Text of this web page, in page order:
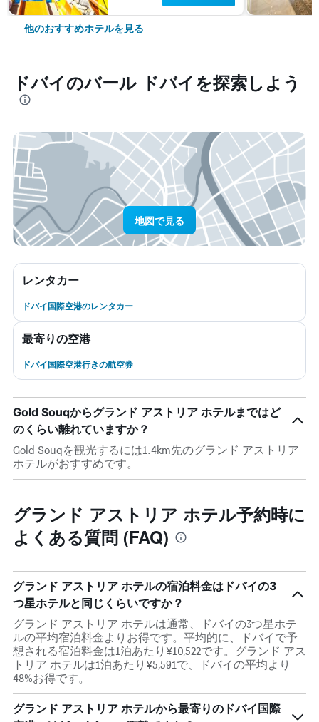
他のおすすめホテルを見る
ドバイ​のバール ドバイ​を探索しよう
地図で見る
レンタカー
ドバイ国際空港のレンタカー
最寄りの空港
ドバイ国際空港行きの航空券
Gold Souqからグランド アストリア ホテルまではど
のくらい離れていますか？
Gold Souqを観光するには1.4km先のグランド アストリア
ホテルがおすすめです。
グランド アストリア ホテル予約時に
よくある質問 (FAQ)
グランド アストリア ホテルの宿泊料金はドバイの3
つ星ホテルと同じくらいですか？
グランド アストリア ホテルは通常、ドバイの3つ星ホテ
ルの平均宿泊料金よりお得です。平均的に、ドバイで予
想される宿泊料金は1泊あたり¥10,522です。グランド アス
トリア ホテルは1泊あたり¥5,591で、ドバイの平均より
48%お得です。
グランド アストリア ホテルから最寄りのドバイ国際